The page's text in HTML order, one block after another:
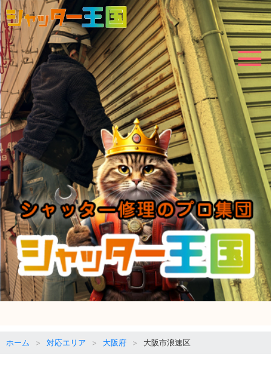
ホーム 対応エリア 大阪府 大阪市浪速区